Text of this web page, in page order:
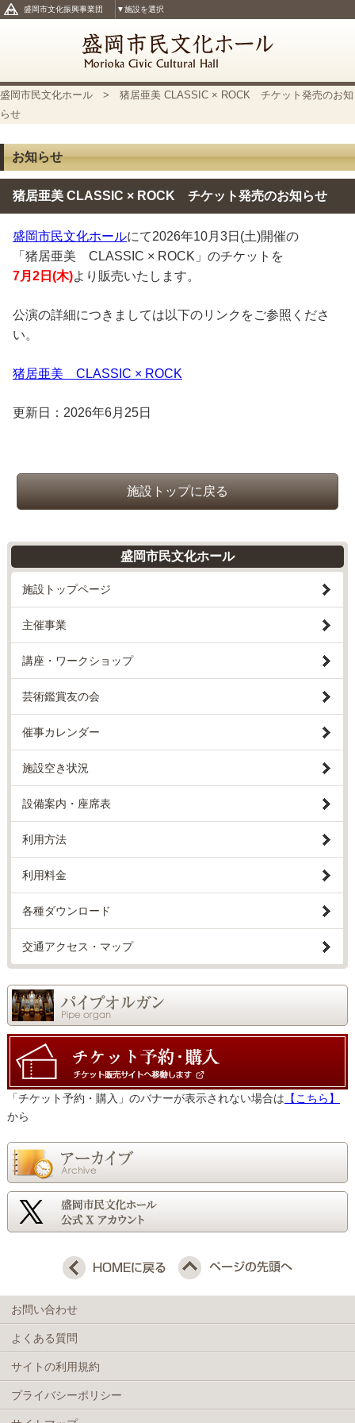
盛岡市文化振興事業団 ▼施設を選択
盛岡市民文化ホール > 猪居亜美 CLASSIC × ROCK チケット発売のお知
らせ
お知らせ
猪居亜美 CLASSIC × ROCK チケット発売のお知らせ
盛岡市民文化ホールにて2026年10月3日(土)開催の
「猪居亜美 CLASSIC × ROCK」のチケットを
7月2日(木)より販売いたします。
公演の詳細につきましては以下のリンクをご参照くださ
い。
猪居亜美 CLASSIC × ROCK
更新日：2026年6月25日
施設トップに戻る
盛岡市民文化ホール
施設トップページ
主催事業
講座・ワークショップ
芸術鑑賞友の会
催事カレンダー
施設空き状況
設備案内・座席表
利用方法
利用料金
各種ダウンロード
交通アクセス・マップ
「チケット予約・購入」のバナーが表示されない場合は 【こちら】
から
お問い合わせ
よくある質問
サイトの利用規約
プライバシーポリシー